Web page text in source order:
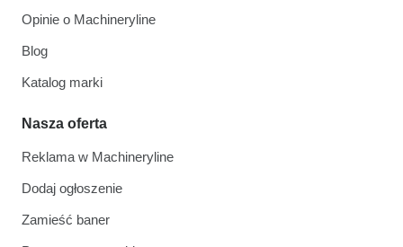
Opinie o Machineryline
Blog
Katalog marki
Nasza oferta
Reklama w Machineryline
Dodaj ogłoszenie
Zamieść baner